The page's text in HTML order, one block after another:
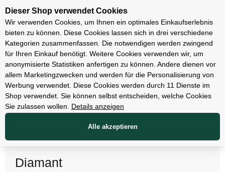
Unsere Filialen
Diamant
Dieser Shop verwendet Cookies
Wir verwenden Cookies, um Ihnen ein optimales Einkaufserlebnis
bieten zu können. Diese Cookies lassen sich in drei verschiedene
Kategorien zusammenfassen. Die notwendigen werden zwingend
für Ihren Einkauf benötigt. Weitere Cookies verwenden wir, um
anonymisierte Statistiken anfertigen zu können. Andere dienen vor
allem Marketingzwecken und werden für die Personalisierung von
Werbung verwendet. Diese Cookies werden durch 11 Dienste im
Shop verwendet. Sie können selbst entscheiden, welche Cookies
Sie zulassen wollen.
Details anzeigen
Alle akzeptieren